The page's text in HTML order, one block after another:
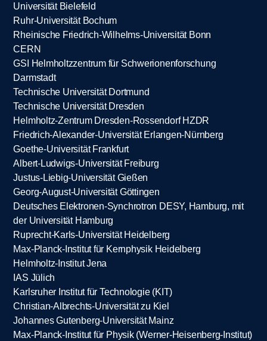
Universität Bielefeld
Ruhr-Universität Bochum
Rheinische Friedrich-Wilhelms-Universität Bonn
CERN
GSI Helmholtzzentrum für Schwerionenforschung
Darmstadt
Technische Universität Dortmund
Technische Universität Dresden
Helmholtz-Zentrum Dresden-Rossendorf HZDR
Friedrich-Alexander-Universität Erlangen-Nürnberg
Goethe-Universität Frankfurt
Albert-Ludwigs-Universität Freiburg
Justus-Liebig-Universität Gießen
Georg-August-Universität Göttingen
Deutsches Elektronen-Synchrotron DESY, Hamburg, mit
der Universität Hamburg
Ruprecht-Karls-Universität Heidelberg
Max-Planck-Institut für Kernphysik Heidelberg
Helmholtz-Institut Jena
IAS Jülich
Karlsruher Institut für Technologie (KIT)
Christian-Albrechts-Universität zu Kiel
Johannes Gutenberg-Universität Mainz
Max-Planck-Institut für Physik (Werner-Heisenberg-Institut)